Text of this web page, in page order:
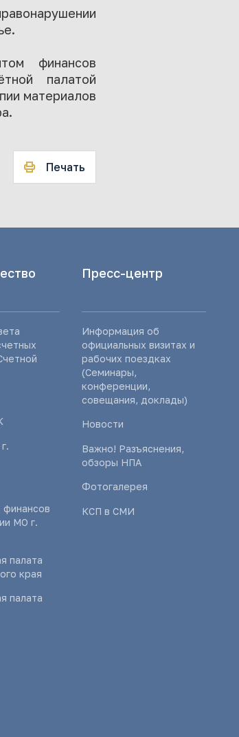
финансов
палатой
материалов
Печать
МО г.
палата
края
палата
Пресс-центр
Информация об
официальных визитах и
рабочих поездках
(Семинары,
конференции,
совещания, доклады)
Новости
Важно! Разъяснения,
обзоры НПА
Фотогалерея
КСП в СМИ